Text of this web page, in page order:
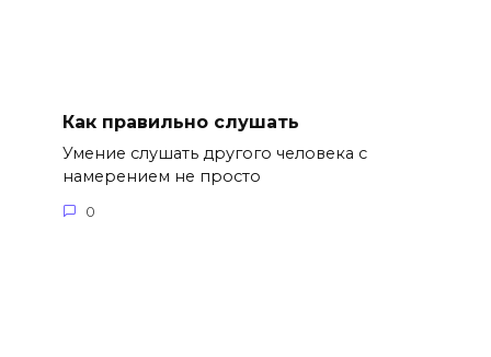
Как правильно слушать
Умение слушать другого человека с
намерением не просто
0